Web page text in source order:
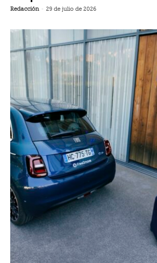
Redacción - 29 de julio de 2026